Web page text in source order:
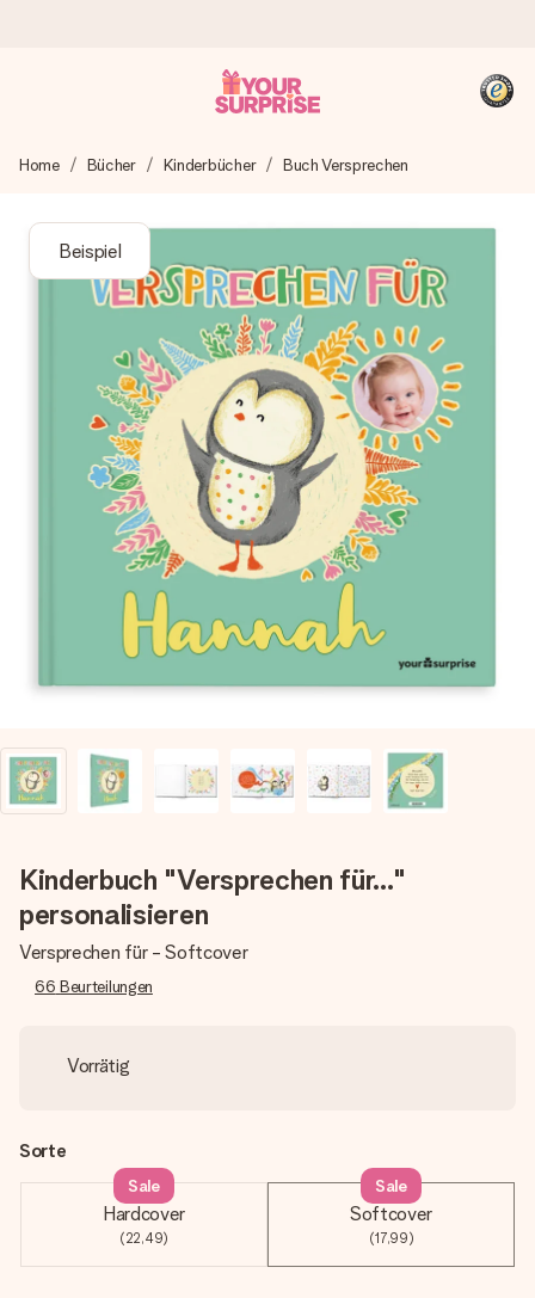
Wir bereiten dein Geschenk sorgfältig vor und schicken es
4,8 (basierend auf +15.000 Bewertungen)
Unsere Geschenke begeistern. Kunden bewerten uns mit
4,8 bei Google Reviews (Gesamtergebnis aller Länder, in
die wir versenden).
+49 39292 929695
Montag - Freitag : 8:30 - 17:00 Uhr
Samstag - Sonntag : 8:30 - 13:00 Uhr
Home Bücher Kinderbücher Buch Versprechen
Beispiel
Kinderbuch "Versprechen für..."
personalisieren
Versprechen für - Softcover
66 Beurteilungen
Vorrätig
Sorte
Hardcover
(22,49)
Sale
Softcover
(17,99)
Sale